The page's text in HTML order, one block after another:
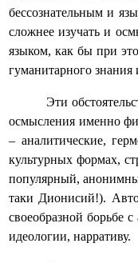
бессознательным и
сложнее изучать и
языком, как бы при
гуманитарного
Эти
осмысления именно
– аналитические,
культурных формах,
популярный,
таки Дионисий!).
своеобразной борьбе
идеологии, нарративу.